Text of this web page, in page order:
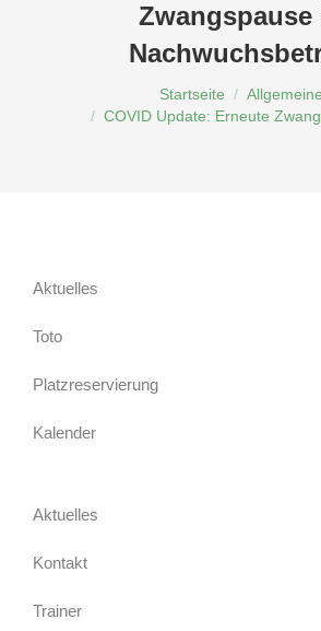
Zwangspause
Startseite
COVID Update: Erneute
Aktuelles
Toto
Platzreservierung
Kalender
Aktuelles
Kontakt
Trainer